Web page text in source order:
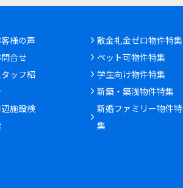
客様の声
合せ
ッフ紹
施設検
敷金礼金ゼロ物件特集
ペット可物件特集
学生向け物件特集
新築・築浅物件特集
新婚ファミリー物件特
集